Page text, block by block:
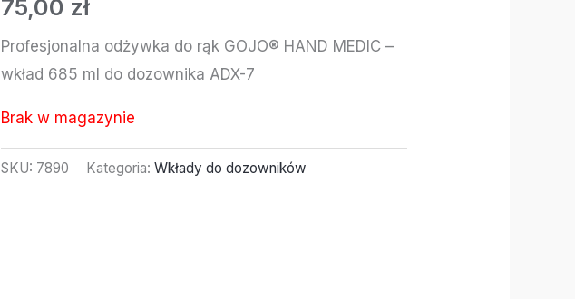
75,00 zł
Profesjonalna odżywka do rąk GOJO® HAND MEDIC –
wkład 685 ml do dozownika ADX-7
Brak w magazynie
SKU: 7890 Kategoria: Wkłady do dozowników